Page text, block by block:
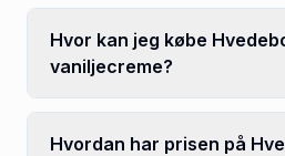
Hvor kan jeg købe
vaniljecreme?
Hvordan har prisen på